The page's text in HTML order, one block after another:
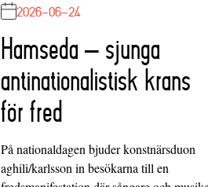
2026-06-24
Hamseda – sjunga
antinationalistisk krans
för fred
På nationaldagen bjuder konstnärsduon
aghili/karlsson in besökarna till en